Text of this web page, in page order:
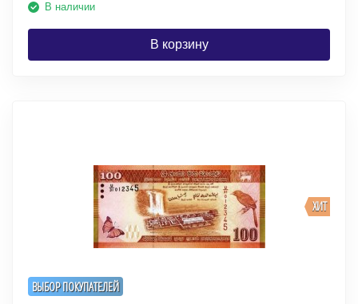
В наличии
В корзину
ВЫБОР ПОКУПАТЕЛЕЙ
ХИТ